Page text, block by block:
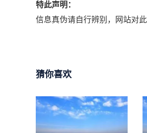
特此声明：
信息真伪请自行辨别，网站对
猜你喜欢